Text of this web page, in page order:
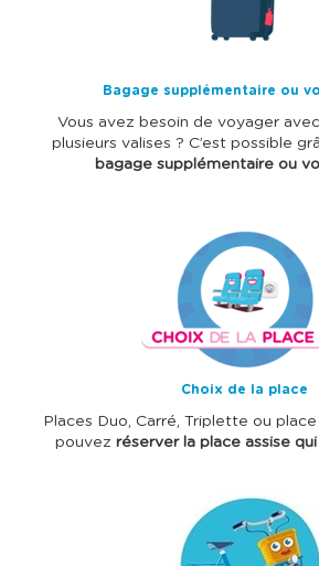
Bagage supplémentaire ou
Vous avez besoin de voyager
plusieurs valises ? C’est possible
bagage supplémentaire ou
Choix de la place
Places Duo, Carré, Triplette ou
pouvez réserver la place assise